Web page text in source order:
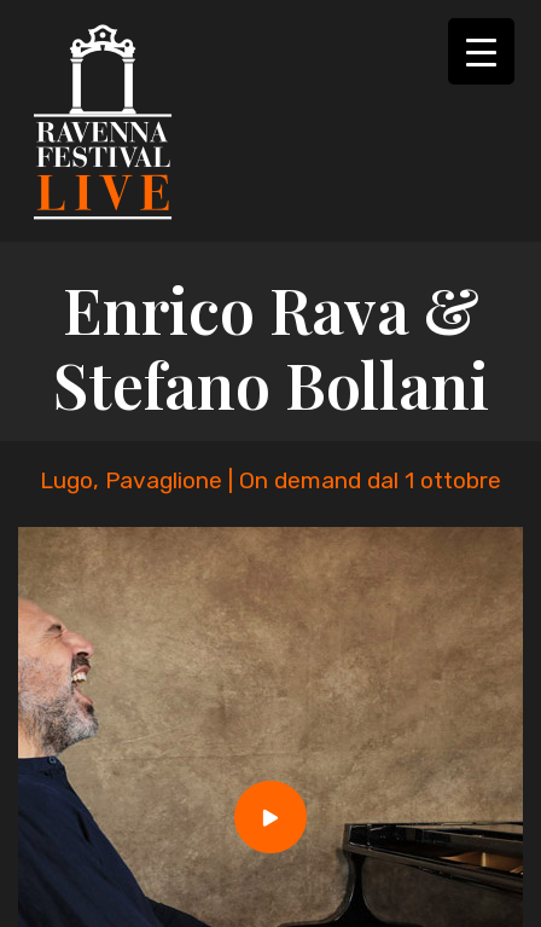
Enrico Rava &
Stefano Bollani
Lugo, Pavaglione | On demand dal 1 ottobre